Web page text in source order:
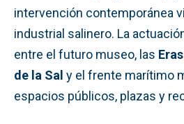
intervención contemporánea
industrial salinero. La
entre el futuro museo, las
de la Sal y el frente marítimo
espacios públicos, plazas y